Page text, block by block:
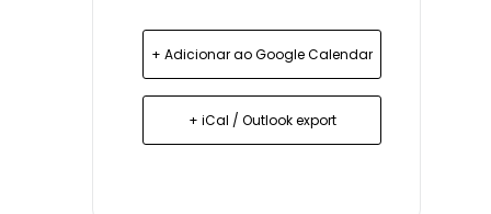
+ Adicionar ao Google Calendar
+ iCal / Outlook export